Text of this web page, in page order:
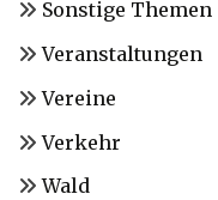
Sonstige Themen
Veranstaltungen
Vereine
Verkehr
Wald